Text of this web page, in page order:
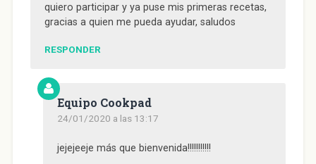
quiero participar y ya puse mis primeras recetas,
gracias a quien me pueda ayudar, saludos
RESPONDER
Equipo Cookpad
24/01/2020 a las 13:17
jejejeeje más que bienvenida!!!!!!!!!!!